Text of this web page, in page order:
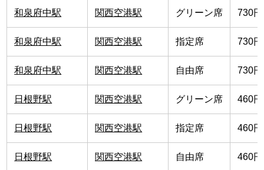
和泉府中駅 関西空港駅 グリーン席 730円
和泉府中駅 関西空港駅 指定席 730円
和泉府中駅 関西空港駅 自由席 730円
日根野駅 関西空港駅 グリーン席 460円
日根野駅 関西空港駅 指定席 460円
日根野駅 関西空港駅 自由席 460円